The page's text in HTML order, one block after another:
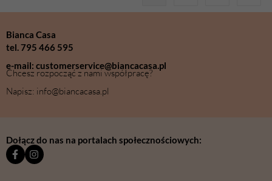
Bianca Casa
tel. 795 466 595
e-mail: customerservice@biancacasa.pl
Chcesz rozpocząć z nami współpracę?
Napisz: info@biancacasa.pl
Dołącz do nas na portalach społecznościowych: